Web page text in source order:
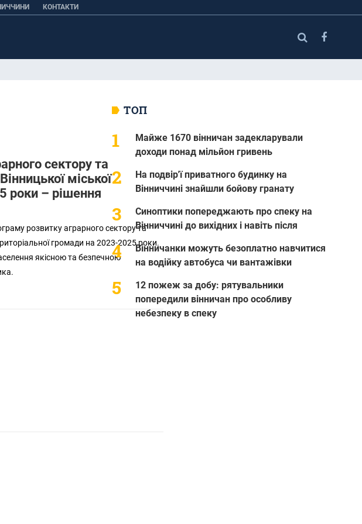
КОНТАКТИ
сектору та
міської
роки – рішення
розвитку аграрного сектору та
громади на 2023-2025 роки.
якісною та безпечною
ТОП
Майже 1670 вінничан задекларували
доходи понад мільйон гривень
На подвір'ї приватного будинку на
Вінниччині знайшли бойову гранату
Синоптики попереджають про спеку на
Вінниччині до вихідних і навіть після
Вінничанки можуть безоплатно навчитися
на водійку автобуса чи вантажівки
12 пожеж за добу: рятувальники
попередили вінничан про особливу
небезпеку в спеку